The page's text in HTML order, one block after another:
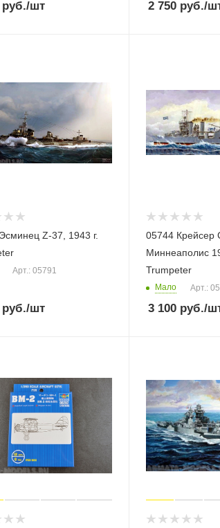
руб./шт 2 750руб./
Z-37, 1943 г.
Арт.: 05791
руб./шт
05744 Крейсер СА-36
Миннеаполис
Trumpeter
Мало Арт.:
3 100руб./